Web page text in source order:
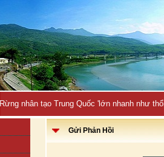
Rừng nhân tạo Trung Quốc 'lớn nhanh như
Gửi Phản Hồi